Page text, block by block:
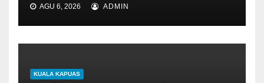
AGU 6, 2026 ADMIN
KUALA KAPUAS